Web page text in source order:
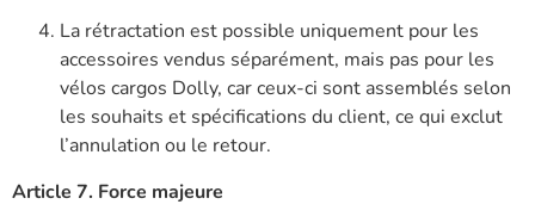
La rétractation est possible uniquement pour les
accessoires vendus séparément, mais pas pour les
vélos cargos Dolly, car ceux-ci sont assemblés selon
les souhaits et spécifications du client, ce qui exclut
l’annulation ou le retour.
Article 7. Force majeure